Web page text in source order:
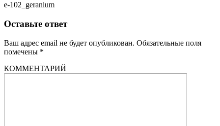
e-102_geranium
Оставьте ответ
Ваш адрес email не будет опубликован. Обязательные поля
помечены *
КОММЕНТАРИЙ